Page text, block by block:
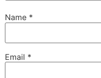
Name *
Email *